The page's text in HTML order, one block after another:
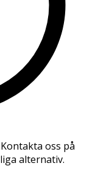
oss på
alternativ.